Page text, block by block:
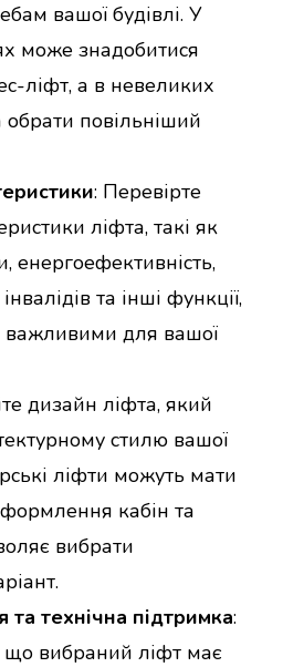
вашої будівлі. У
може знадобитися
ліфт, а в невеликих
повільніший
: Перевірте
ліфта, такі як
енергоефективність,
та інші функції,
важливими для вашої
дизайн ліфта, який
стилю вашої
ліфти можуть мати
кабін та
вибрати
та технічна підтримка:
що вибраний ліфт має